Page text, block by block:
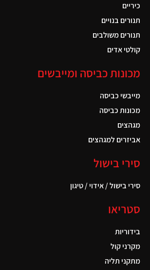
כיריים
תנורים בנויים
תנורים משולבים
קולטי אדים
מכונות כביסה ומייבשים
מייבשי כביסה
מכונות כביסה
מגהצים
אביזרים למגהצים
סירי בישול
סירי בישול / אידוי / טיגון
סטריאו
בידוריות
מקרני קול
מתקני תליה